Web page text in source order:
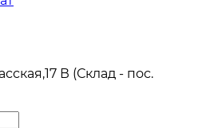
В (Склад - пос.